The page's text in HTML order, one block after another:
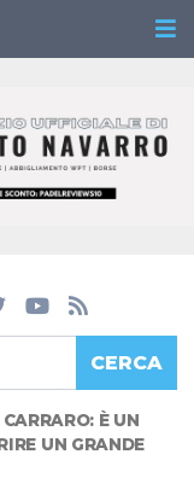
CERCA
È UN
UN GRANDE